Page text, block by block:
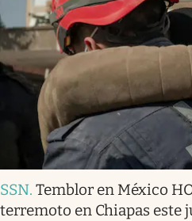
SSN. Temblor en México
terremoto en Chiapas este